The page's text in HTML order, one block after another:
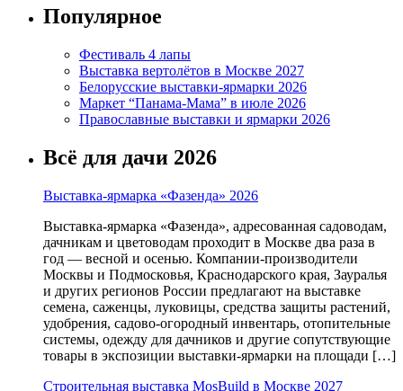
Популярное
Фестиваль 4 лапы
Выставка вертолётов в Москве 2027
Белорусские выставки-ярмарки 2026
Маркет “Панама-Мама” в июле 2026
Православные выставки и ярмарки 2026
Всё для дачи 2026
Выставка-ярмарка «Фазенда» 2026
Выставка-ярмарка «Фазенда», адресованная садоводам,
дачникам и цветоводам проходит в Москве два раза в
год — весной и осенью. Компании-производители
Москвы и Подмосковья, Краснодарского края, Зауралья
и других регионов России предлагают на выставке
семена, саженцы, луковицы, средства защиты растений,
удобрения, садово-огородный инвентарь, отопительные
системы, одежду для дачников и другие сопутствующие
товары в экспозиции выставки-ярмарки на площади […]
Строительная выставка MosBuild в Москве 2027